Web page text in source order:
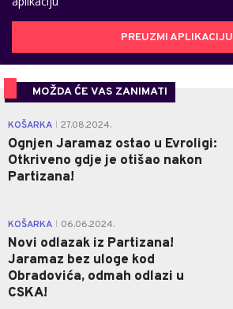
PREUZMI APLIKACIJU
MOŽDA ĆE VAS ZANIMATI
KOŠARKA 27.08.2024.
Ognjen Jaramaz ostao u Evroligi:
Otkriveno gdje je otišao nakon
Partizana!
KOŠARKA 06.06.2024.
Novi odlazak iz Partizana!
Jaramaz bez uloge kod
Obradovića, odmah odlazi u
CSKA!